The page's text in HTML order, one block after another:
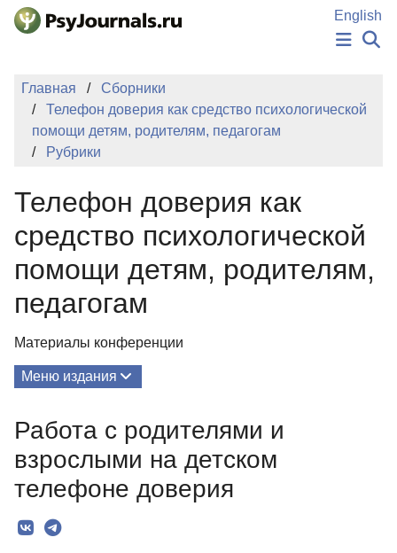
Перейти к основному содержанию
English
НОВОСТИ
АВТОРЫ
ПОДАТЬ РУКОПИСЬ
Регистрация
Вход
Главная
Сборники
Телефон доверия как средство психологической
помощи детям, родителям, педагогам
Рубрики
Телефон доверия как
средство психологической
помощи детям, родителям,
педагогам
Материалы конференции
Меню издания
Рубрики
Авторы
Работа с родителями и
взрослыми на детском
телефоне доверия